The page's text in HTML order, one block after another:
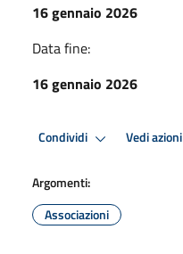
16 gennaio 2026
Data fine:
16 gennaio 2026
Condividi Vedi azioni
Argomenti:
Associazioni